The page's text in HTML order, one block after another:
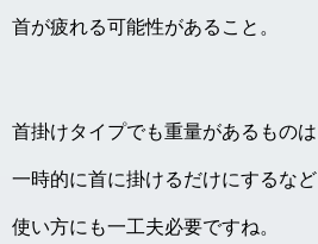
首が疲れる可能性があること。
首掛けタイプでも重量があるものは
一時的に首に掛けるだけにするなど
使い方にも一工夫必要ですね。